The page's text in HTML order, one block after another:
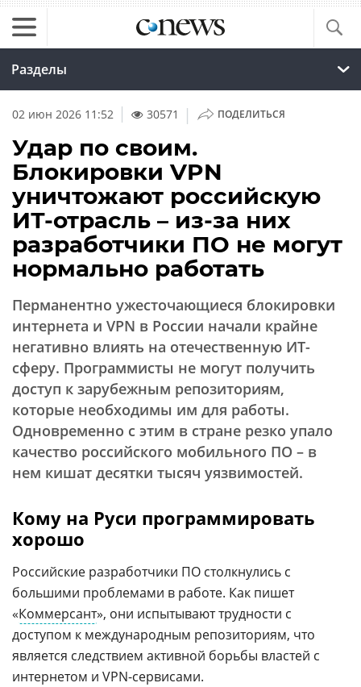
Разделы
02 июн 2026 11:52 30571 | ПОДЕЛИТЬСЯ
Удар по своим.
Блокировки VPN
уничтожают российскую
ИТ-отрасль – из-за них
разработчики ПО не могут
нормально работать
Перманентно ужесточающиеся блокировки
интернета и VPN в России начали крайне
негативно влиять на отечественную ИТ-
сферу. Программисты не могут получить
доступ к зарубежным репозиториям,
которые необходимы им для работы.
Одновременно с этим в стране резко упало
качество российского мобильного ПО – в
нем кишат десятки тысяч уязвимостей.
Кому на Руси программировать
хорошо
Российские разработчики ПО столкнулись с
большими проблемами в работе. Как пишет
«Коммерсант», они испытывают трудности с
доступом к международным репозиториям, что
является следствием активной борьбы властей с
интернетом и VPN-сервисами.